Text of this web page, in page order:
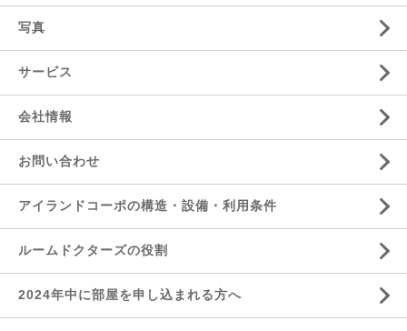
写真
サービス
会社情報
お問い合わせ
アイランドコーポの構造・設備・利用条件
ルームドクターズの役割
2024年中に部屋を申し込まれる方へ